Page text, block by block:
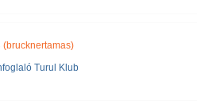
(brucknertamas)
Turul Klub